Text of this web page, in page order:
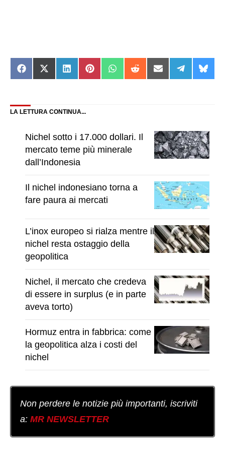
Share
on
Share
on
Share
on
Share
on
Share
on
Share
on
Share
on
Share
on
on
LA LETTURA CONTINUA...
Nichel sotto i 17.000 dollari. Il
mercato teme più minerale
dall’Indonesia
Il nichel indonesiano torna a
fare paura ai mercati
L’inox europeo si rialza mentre il
nichel resta ostaggio della
geopolitica
Nichel, il mercato che credeva
di essere in surplus (e in parte
aveva torto)
Hormuz entra in fabbrica: come
la geopolitica alza i costi del
nichel
Non perdere le notizie più importanti, iscriviti
a: MR NEWSLETTER